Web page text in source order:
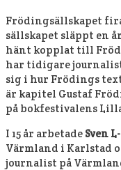
Frödingsällskapet
sällskapet släppt en
hänt kopplat till
har tidigare
sig i hur Frödings
är kapitel Gustaf
på bokfestivalens
I 15 år arbetade Sven
Värmland i Karlstad
journalist på